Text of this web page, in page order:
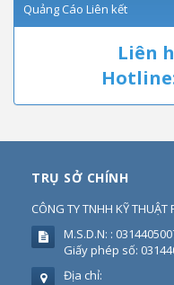
Quảng Cáo Liên kết
Liên
Hotline:
TRỤ SỞ CHÍNH
CÔNG TY TNHH KỸ THUẬT
M.S.D.N: :
Giấy phép số:
Địa chỉ: